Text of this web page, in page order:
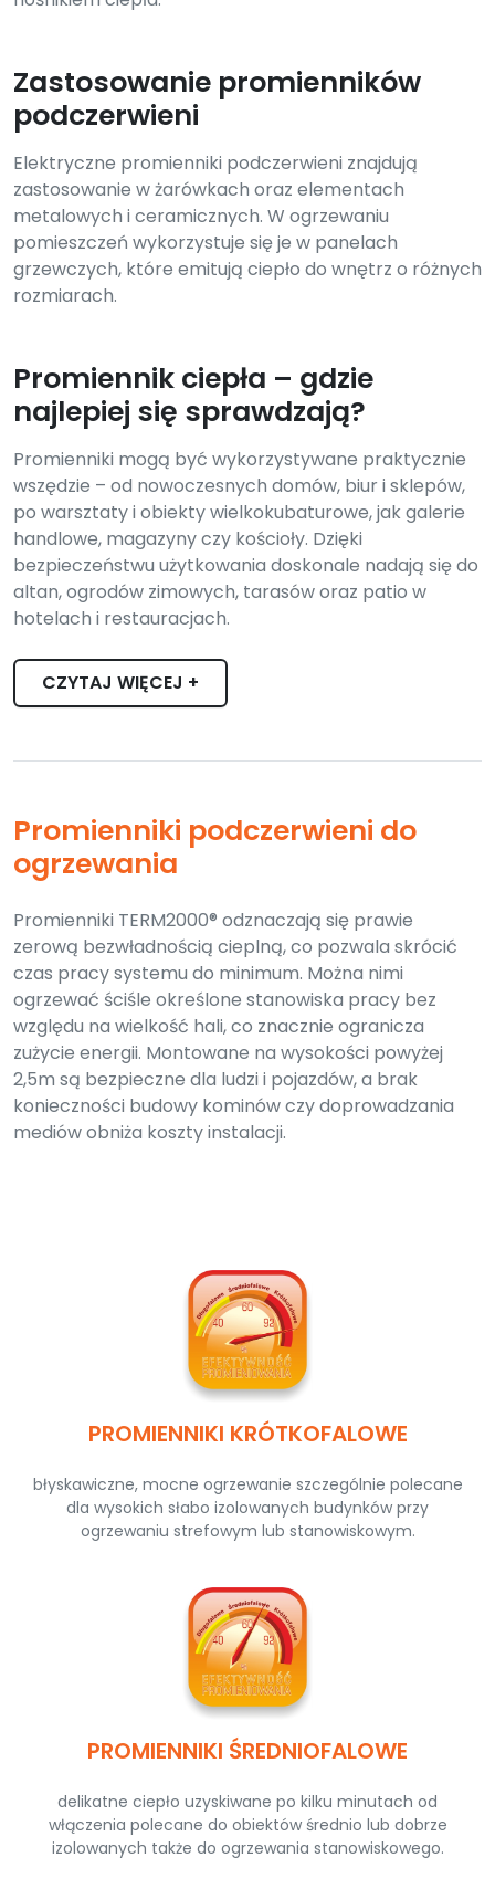
Zastosowanie promienników
podczerwieni
Elektryczne promienniki podczerwieni znajdują
zastosowanie w żarówkach oraz elementach
metalowych i ceramicznych. W ogrzewaniu
pomieszczeń wykorzystuje się je w panelach
grzewczych, które emitują ciepło do wnętrz o różnych
rozmiarach.
Promiennik ciepła – gdzie
najlepiej się sprawdzają?
Promienniki mogą być wykorzystywane praktycznie
wszędzie – od nowoczesnych domów, biur i sklepów,
po warsztaty i obiekty wielkokubaturowe, jak galerie
handlowe, magazyny czy kościoły. Dzięki
bezpieczeństwu użytkowania doskonale nadają się do
altan, ogrodów zimowych, tarasów oraz patio w
hotelach i restauracjach.
CZYTAJ WIĘCEJ +
Promienniki podczerwieni do
ogrzewania
Promienniki TERM2000® odznaczają się prawie
zerową bezwładnością cieplną, co pozwala skrócić
czas pracy systemu do minimum. Można nimi
ogrzewać ściśle określone stanowiska pracy bez
względu na wielkość hali, co znacznie ogranicza
zużycie energii. Montowane na wysokości powyżej
2,5m są bezpieczne dla ludzi i pojazdów, a brak
konieczności budowy kominów czy doprowadzania
mediów obniża koszty instalacji.
PROMIENNIKI KRÓTKOFALOWE
błyskawiczne, mocne ogrzewanie szczególnie polecane
dla wysokich słabo izolowanych budynków przy
ogrzewaniu strefowym lub stanowiskowym.
PROMIENNIKI ŚREDNIOFALOWE
delikatne ciepło uzyskiwane po kilku minutach od
włączenia polecane do obiektów średnio lub dobrze
izolowanych także do ogrzewania stanowiskowego.